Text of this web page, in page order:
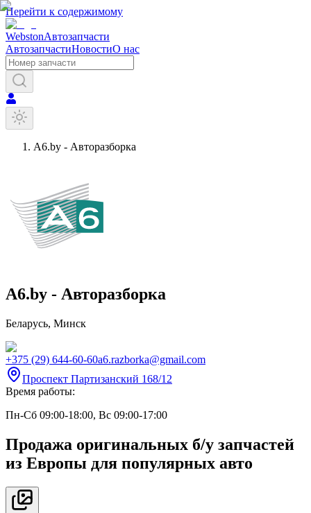
Перейти к содержимому
WebstonАвтозапчасти
АвтозапчастиНовостиО нас
A6.by - Авторазборка
A6.by - Авторазборка
Беларусь, Минск
+375 (29) 644-60-60a6.razborka@gmail.com
Проспект Партизанский 168/12
Время работы:
Пн-Сб 09:00-18:00, Вс 09:00-17:00
Продажа оригинальных б/у запчастей
из Европы для популярных авто